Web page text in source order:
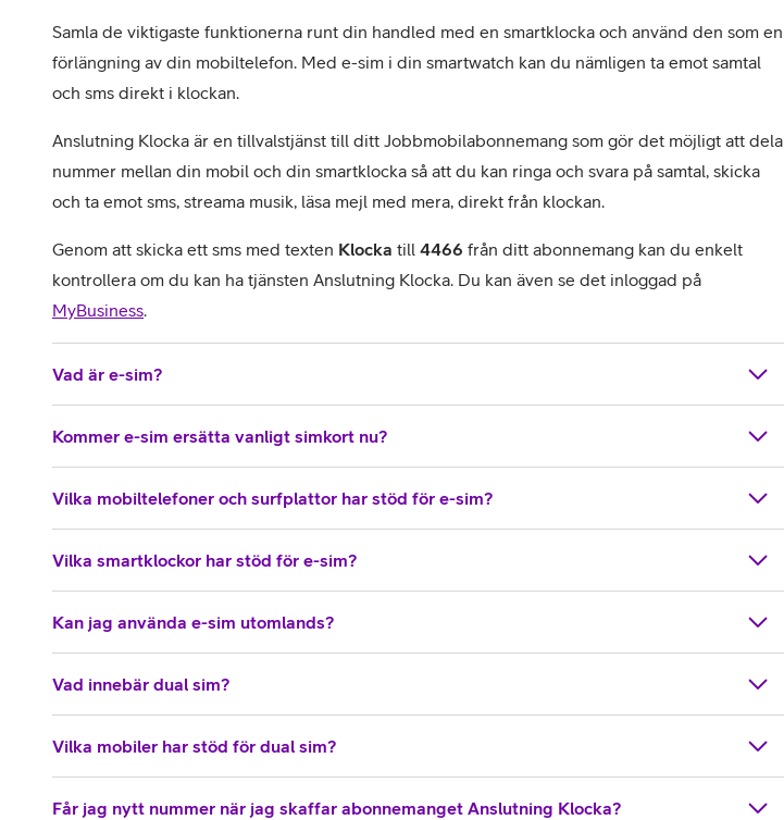
Samla de viktigaste funktionerna runt din handled med en smartklocka och använd den som en
förlängning av din mobiltelefon. Med e-sim i din smartwatch kan du nämligen ta emot samtal
och sms direkt i klockan.
Anslutning Klocka är en tillvalstjänst till ditt Jobbmobilabonnemang som gör det möjligt att dela
nummer mellan din mobil och din smartklocka så att du kan ringa och svara på samtal, skicka
och ta emot sms, streama musik, läsa mejl med mera, direkt från klockan.
Genom att skicka ett sms med texten Klocka till 4466 från ditt abonnemang kan du enkelt
kontrollera om du kan ha tjänsten Anslutning Klocka. Du kan även se det inloggad på
MyBusiness.
Vad är e-sim?
Kommer e-sim ersätta vanligt simkort nu?
Vilka mobiltelefoner och surfplattor har stöd för e-sim?
Vilka smartklockor har stöd för e-sim?
Kan jag använda e-sim utomlands?
Vad innebär dual sim?
Vilka mobiler har stöd för dual sim?
Får jag nytt nummer när jag skaffar abonnemanget Anslutning Klocka?